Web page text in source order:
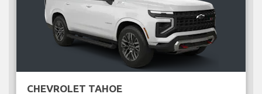
CHEVROLET TAHOE